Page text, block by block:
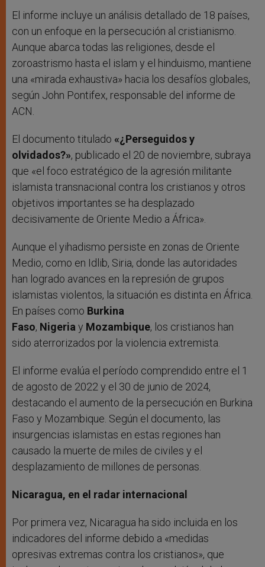
El informe incluye un análisis detallado de 18 países,
con un enfoque en la persecución al cristianismo.
Aunque abarca todas las religiones, desde el
zoroastrismo hasta el islam y el hinduismo, mantiene
una «mirada exhaustiva» hacia los desafíos globales,
según John Pontifex, responsable del informe de
ACN.
El documento titulado «¿Perseguidos y
olvidados?», publicado el 20 de noviembre, subraya
que «el foco estratégico de la agresión militante
islamista transnacional contra los cristianos y otros
objetivos importantes se ha desplazado
decisivamente de Oriente Medio a África».
Aunque el yihadismo persiste en zonas de Oriente
Medio, como en Idlib, Siria, donde las autoridades
han logrado avances en la represión de grupos
islamistas violentos, la situación es distinta en África.
En países como Burkina
Faso, Nigeria y Mozambique, los cristianos han
sido aterrorizados por la violencia extremista.
El informe evalúa el período comprendido entre el 1
de agosto de 2022 y el 30 de junio de 2024,
destacando el aumento de la persecución en Burkina
Faso y Mozambique. Según el documento, las
insurgencias islamistas en estas regiones han
causado la muerte de miles de civiles y el
desplazamiento de millones de personas.
Nicaragua, en el radar internacional
Por primera vez, Nicaragua ha sido incluida en los
indicadores del informe debido a «medidas
opresivas extremas contra los cristianos», que